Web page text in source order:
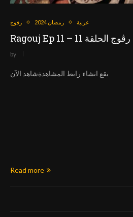
رقوج رمضان 2024 عربية
Ragouj Ep 11 – رڨوج الحلقة 11
by
يقع انشاء رابط المشاهدةشاهد الآن
Read more